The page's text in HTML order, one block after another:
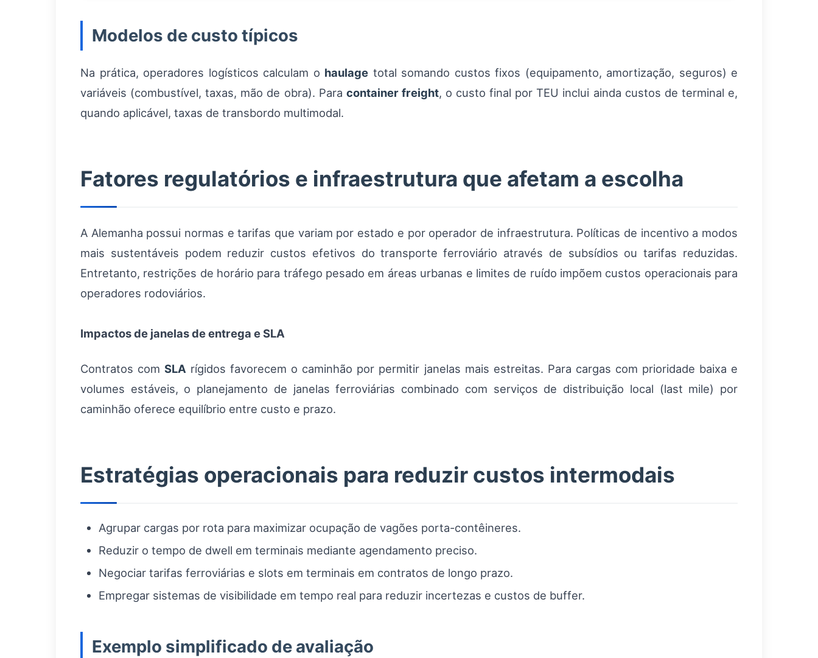
Modelos de custo típicos
Na prática, operadores logísticos calculam o haulage total somando custos fixos (equipamento, amortização, seguros) e
variáveis (combustível, taxas, mão de obra). Para container freight, o custo final por TEU inclui ainda custos de terminal e,
quando aplicável, taxas de transbordo multimodal.
Fatores regulatórios e infraestrutura que afetam a escolha
A Alemanha possui normas e tarifas que variam por estado e por operador de infraestrutura. Políticas de incentivo a modos
mais sustentáveis podem reduzir custos efetivos do transporte ferroviário através de subsídios ou tarifas reduzidas.
Entretanto, restrições de horário para tráfego pesado em áreas urbanas e limites de ruído impõem custos operacionais para
operadores rodoviários.
Impactos de janelas de entrega e SLA
Contratos comSLA rígidos favorecem o caminhão por permitir janelas mais estreitas. Para cargas com prioridade baixa e
volumes estáveis, o planejamento de janelas ferroviárias combinado com serviços de distribuição local (last mile) por
caminhão oferece equilíbrio entre custo e prazo.
Estratégias operacionais para reduzir custos intermodais
Agrupar cargas por rota para maximizar ocupação de vagões porta-contêineres.
Reduzir o tempo de dwell em terminais mediante agendamento preciso.
Negociar tarifas ferroviárias e slots em terminais em contratos de longo prazo.
Empregar sistemas de visibilidade em tempo real para reduzir incertezas e custos de buffer.
Exemplo simplificado de avaliação